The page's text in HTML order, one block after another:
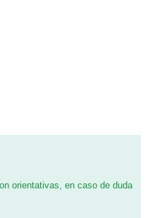
orientativas, en caso de duda